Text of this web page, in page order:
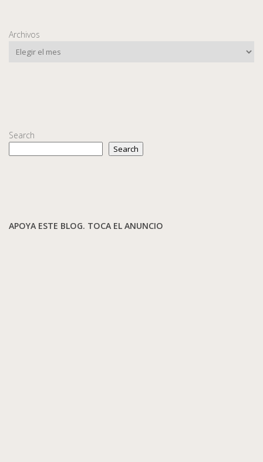
Archivos
Search
Search
APOYA ESTE BLOG. TOCA EL ANUNCIO